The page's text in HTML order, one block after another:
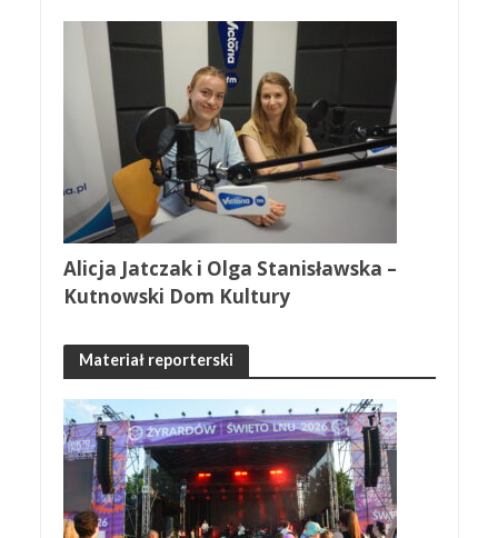
Alicja Jatczak i Olga Stanisławska –
Kutnowski Dom Kultury
Materiał reporterski